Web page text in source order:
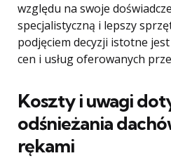
względu na swoje
specjalistyczną i lepszy
podjęciem decyzji istotne
cen i usług oferowanych
Koszty i uwagi
odśnieżania
rękami